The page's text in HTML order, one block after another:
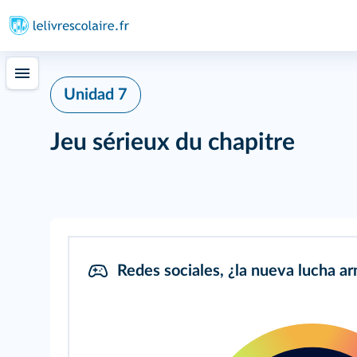
Unidad 7
Jeu sérieux du chapitre
Redes sociales, ¿la nueva lucha